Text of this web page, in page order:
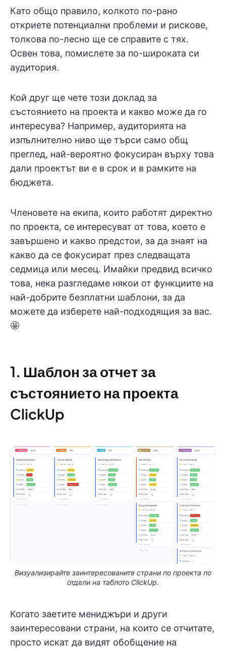
Като общо правило, колкото по-рано
откриете потенциални проблеми и рискове,
толкова по-лесно ще се справите с тях.
Освен това, помислете за по-широката си
аудитория.
Кой друг ще чете този доклад за
състоянието на проекта и какво може да го
интересува? Например, аудиторията на
изпълнително ниво ще търси само общ
преглед, най-вероятно фокусиран върху това
дали проектът ви е в срок и в рамките на
бюджета.
Членовете на екипа, които работят директно
по проекта, се интересуват от това, което е
завършено и какво предстои, за да знаят на
какво да се фокусират през следващата
седмица или месец. Имайки предвид всичко
това, нека разгледаме някои от функциите на
най-добрите безплатни шаблони, за да
можете да изберете най-подходящия за вас.
🤩
1. Шаблон за отчет за
състоянието на проекта
ClickUp
Визуализирайте заинтересованите страни по проекта по
отдели на таблото ClickUp.
Когато заетите мениджъри и други
заинтересовани страни, на които се отчитате,
просто искат да видят обобщение на